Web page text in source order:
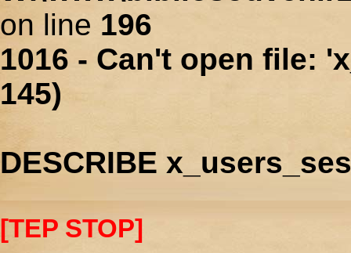
on line 196
1016 - Can't open file:
145)
DESCRIBE
[TEP STOP]